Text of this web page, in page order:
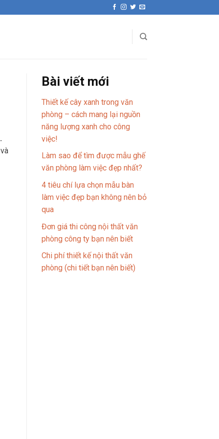
Bài viết mới
Thiết kế cây xanh trong văn
phòng – cách mang lại nguồn
năng lượng xanh cho công
việc!
Làm sao để tìm được mẫu ghế
văn phòng làm việc đẹp nhất?
4 tiêu chí lựa chọn mẫu bàn
làm việc đẹp bạn không nên bỏ
qua
Đơn giá thi công nội thất văn
phòng công ty bạn nên biết
Chi phí thiết kế nội thất văn
phòng (chi tiết bạn nên biết)